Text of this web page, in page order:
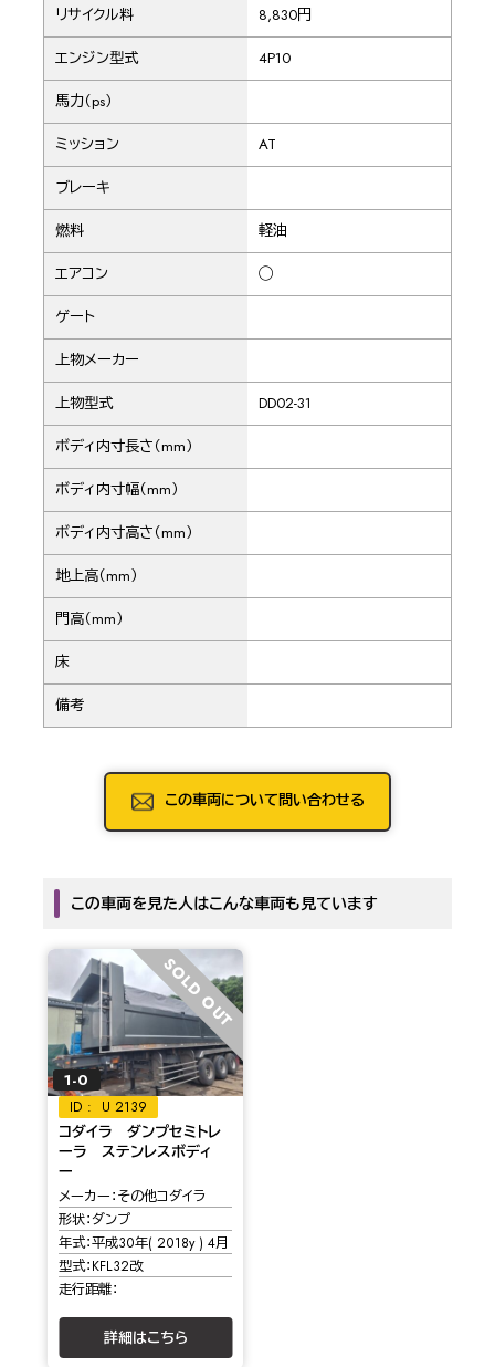
リサイクル料 8,830円
エンジン型式 4P10
馬力（ps）
ミッション AT
ブレーキ
燃料 軽油
エアコン ◯
ゲート
上物メーカー
上物型式 DD02-31
ボディ内寸長さ（mm）
ボディ内寸幅（mm）
ボディ内寸高さ（mm）
地上高（mm）
門高（mm）
床
備考
この車両について問い合わせる
この車両を見た人はこんな車両も見ています
SOLD OUT
1-0
U 2139
コダイラ ダンプセミトレ
ーラ ステンレスボディ
ー
メーカー その他コダイラ
形状 ダンプ
年式 平成30年( 2018y ) 4月
型式 KFL32改
走行距離
詳細はこちら